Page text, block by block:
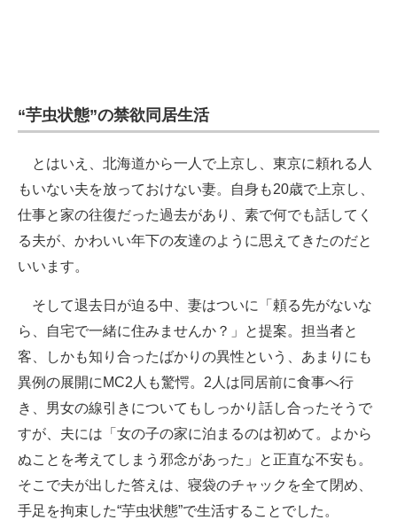
“芋虫状態”の禁欲同居生活
とはいえ、北海道から一人で上京し、東京に頼れる人
もいない夫を放っておけない妻。自身も20歳で上京し、
仕事と家の往復だった過去があり、素で何でも話してく
る夫が、かわいい年下の友達のように思えてきたのだと
いいます。
そして退去日が迫る中、妻はついに「頼る先がないな
ら、自宅で一緒に住みませんか？」と提案。担当者と
客、しかも知り合ったばかりの異性という、あまりにも
異例の展開にMC2人も驚愕。2人は同居前に食事へ行
き、男女の線引きについてもしっかり話し合ったそうで
すが、夫には「女の子の家に泊まるのは初めて。よから
ぬことを考えてしまう邪念があった」と正直な不安も。
そこで夫が出した答えは、寝袋のチャックを全て閉め、
手足を拘束した“芋虫状態”で生活することでした。